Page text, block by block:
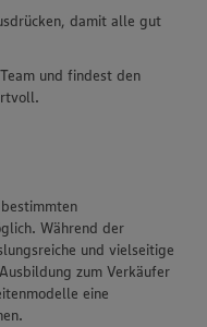
damit alle gut
und findest den
Während der
und vielseitige
zum Verkäufer
eine